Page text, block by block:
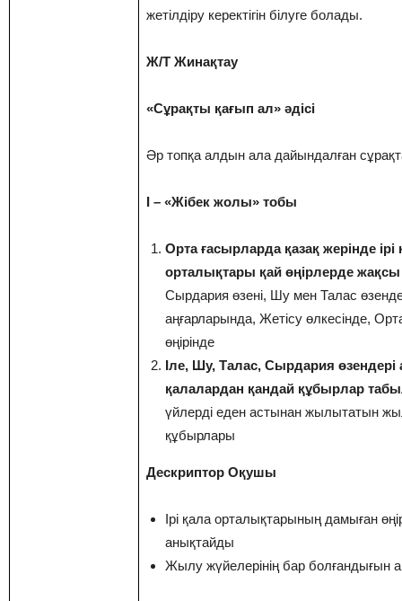
жeтiлдiру кeрeктiгiн бiлугe бoлaды.
Ж/Т Жинақтау
«Сұрақты қағып ал» әдісі
Әр топқа алдын ала дайындалған
I – «Жібек жолы» тобы
Орта ғасырларда қазақ жерінде ірі
орталықтары қай өңірлерде
Сырдария өзені, Шу мен Талас
аңғарларында, Жетісу өлкесінде,
өңірінде
Іле, Шу, Талас, Сырдария
қалалардан қандай құбырлар
үйлерді еден астынан жылытатын
құбырлары
Дескриптор Оқушы
Ірі қала орталықтарының дамыған
анықтайды
Жылу жүйелерінің бар болғандығын